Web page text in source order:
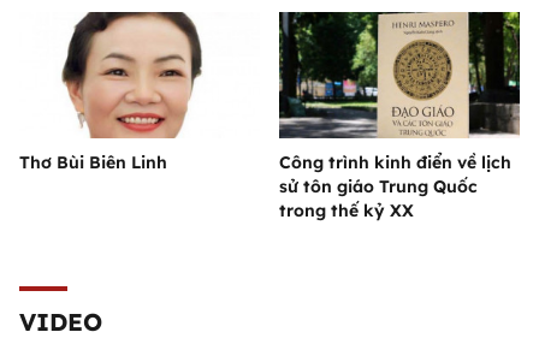
Thơ Bùi Biên Linh
Công trình kinh điển về lịch
sử tôn giáo Trung Quốc
trong thế kỷ XX
VIDEO